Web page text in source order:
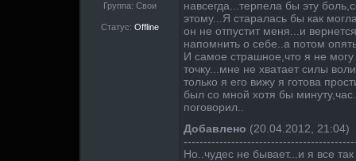
Группа: Свои
Статус: Offline
навсегда...терпела бы эту
этому...Я старалась бы как
он не отпустит меня...и
напомнить о себе..а потом
И самое страшное,что я не могу
точку...мне не хватает силы
только я его вижу я готова
был со мной хотя бы
поговорил..
Добавлено (20.04.2012, 21:04)
Но..чудес не бывает...и я все